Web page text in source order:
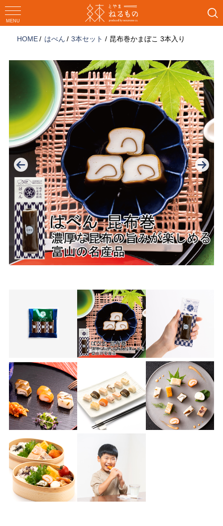
コ
ンMENU
HOME はべん 3本セット 昆布巻かまぼこ 3本入り